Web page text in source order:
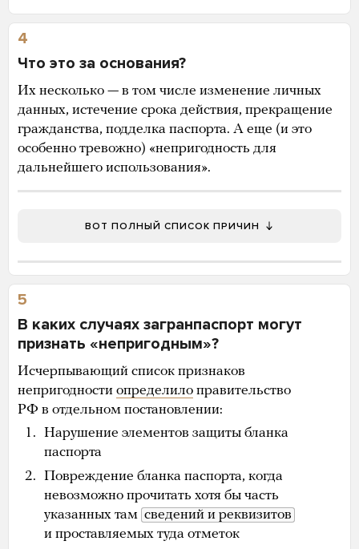
4
Что это за основания?
Их несколько — в том числе изменение личных
данных, истечение срока действия, прекращение
гражданства, подделка паспорта. А еще (и это
особенно тревожно) «непригодность для
дальнейшего использования».
ВОТ ПОЛНЫЙ СПИСОК ПРИЧИН
5
В каких случаях загранпаспорт могут
признать «непригодным»?
Исчерпывающий список признаков
непригодности определило правительство
РФ в отдельном постановлении:
Нарушение элементов защиты бланка
паспорта
Повреждение бланка паспорта, когда
невозможно прочитать хотя бы часть
указанных там сведений и реквизитов
и проставляемых туда отметок